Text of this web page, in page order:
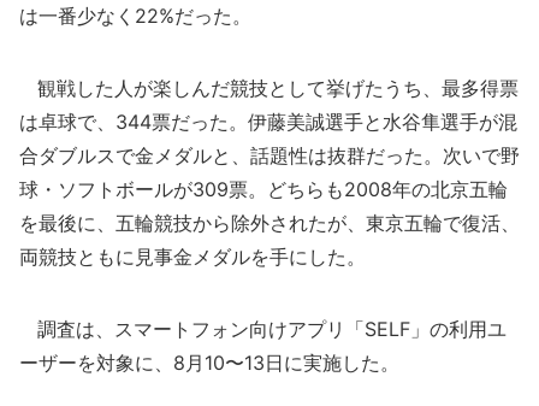
は一番少なく22%だった。
観戦した人が楽しんだ競技として挙げたうち、最多得票
は卓球で、344票だった。伊藤美誠選手と水谷隼選手が混
合ダブルスで金メダルと、話題性は抜群だった。次いで野
球・ソフトボールが309票。どちらも2008年の北京五輪
を最後に、五輪競技から除外されたが、東京五輪で復活、
両競技ともに見事金メダルを手にした。
調査は、スマートフォン向けアプリ「SELF」の利用ユ
ーザーを対象に、8月10〜13日に実施した。